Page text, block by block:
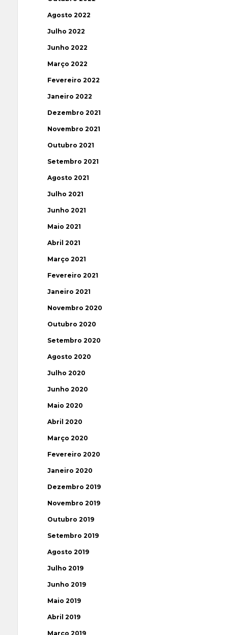
Agosto 2022
Julho 2022
Junho 2022
Março 2022
Fevereiro 2022
Janeiro 2022
Dezembro 2021
Novembro 2021
Outubro 2021
Setembro 2021
Agosto 2021
Julho 2021
Junho 2021
Maio 2021
Abril 2021
Março 2021
Fevereiro 2021
Janeiro 2021
Novembro 2020
Outubro 2020
Setembro 2020
Agosto 2020
Julho 2020
Junho 2020
Maio 2020
Abril 2020
Março 2020
Fevereiro 2020
Janeiro 2020
Dezembro 2019
Novembro 2019
Outubro 2019
Setembro 2019
Agosto 2019
Julho 2019
Junho 2019
Maio 2019
Abril 2019
Março 2019